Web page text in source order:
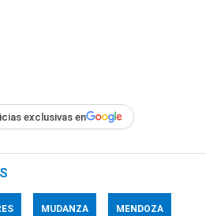
exclusivas en
MUDANZA MENDOZA